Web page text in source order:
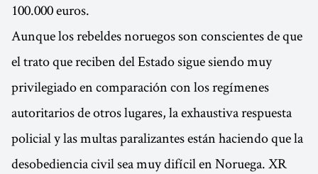
100.000 euros.
Aunque los rebeldes noruegos son conscientes de que
el trato que reciben del Estado sigue siendo muy
privilegiado en comparación con los regímenes
autoritarios de otros lugares, la exhaustiva respuesta
policial y las multas paralizantes están haciendo que la
desobediencia civil sea muy difícil en Noruega. XR